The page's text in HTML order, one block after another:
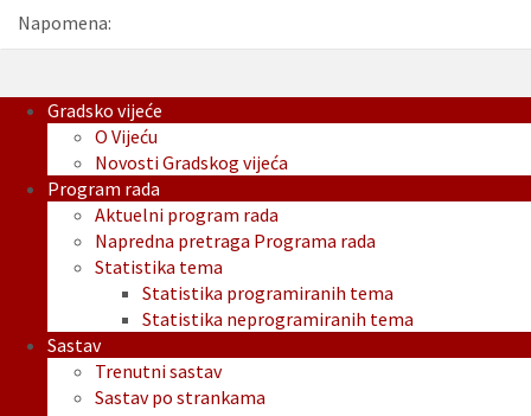
Napomena:
Gradsko vijeće
O Vijeću
Novosti Gradskog vijeća
Program rada
Aktuelni program rada
Napredna pretraga Programa rada
Statistika tema
Statistika programiranih tema
Statistika neprogramiranih tema
Sastav
Trenutni sastav
Sastav po strankama